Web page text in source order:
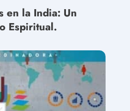
en la India: Un
Espiritual.